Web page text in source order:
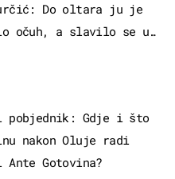
Do oltara ju je
očuh, a slavilo se uz
pobjednik: Gdje i što
nakon Oluje radi
Ante Gotovina?